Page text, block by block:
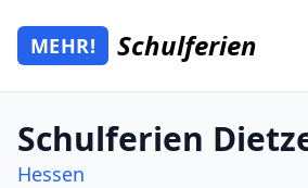
Zum Hauptinhalt springen
Mehr Schulferien
MEHR! Schulferien
Schulferien
Hessen